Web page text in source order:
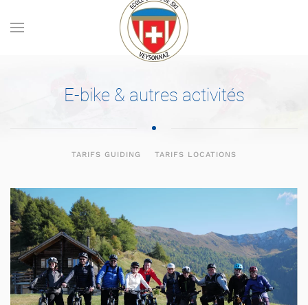
Skip to main content
E-bike & autres activités
TARIFS GUIDING TARIFS LOCATIONS